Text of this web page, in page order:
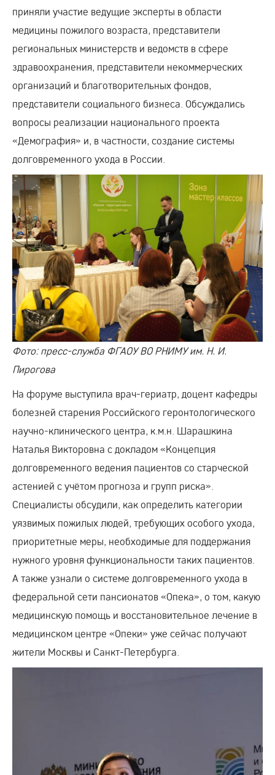
приняли участие ведущие эксперты в области
медицины пожилого возраста, представители
региональных министерств и ведомств в сфере
здравоохранения, представители некоммерческих
организаций и благотворительных фондов,
представители социального бизнеса. Обсуждались
вопросы реализации национального проекта
«Демография» и, в частности, создание системы
долговременного ухода в России.
Фото: пресс-служба ФГАОУ ВО РНИМУ им. Н. И.
Пирогова
На форуме выступила врач-гериатр, доцент кафедры
болезней старения Российского геронтологического
научно-клинического центра, к.м.н. Шарашкина
Наталья Викторовна с докладом «Концепция
долговременного ведения пациентов со старческой
астенией с учётом прогноза и групп риска».
Специалисты обсудили, как определить категории
уязвимых пожилых людей, требующих особого ухода,
приоритетные меры, необходимые для поддержания
нужного уровня функциональности таких пациентов.
А также узнали о системе долговременного ухода в
федеральной сети пансионатов «Опека», о том, какую
медицинскую помощь и восстановительное лечение в
медицинском центре «Опеки» уже сейчас получают
жители Москвы и Санкт-Петербурга.